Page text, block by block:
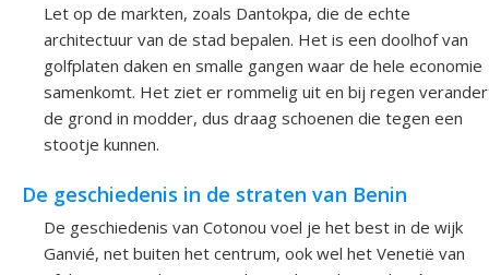
Let op de markten, zoals Dantokpa, die de echte
architectuur van de stad bepalen. Het is een doolhof van
golfplaten daken en smalle gangen waar de hele economie
samenkomt. Het ziet er rommelig uit en bij regen
de grond in modder, dus draag schoenen die tegen een
stootje kunnen.
De geschiedenis in de straten van Benin
De geschiedenis van Cotonou voel je het best in de wijk
Ganvié, net buiten het centrum, ook wel het Venetië van